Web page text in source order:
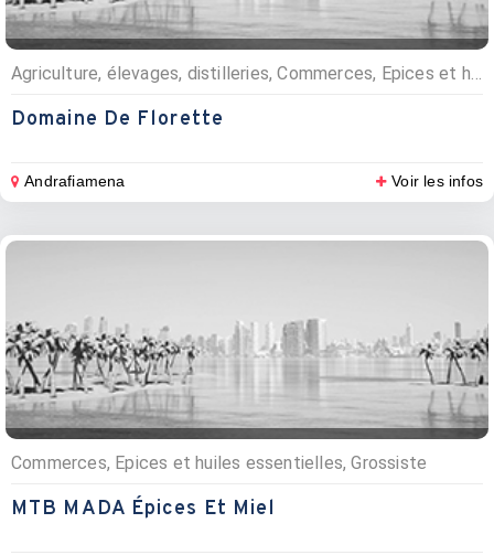
Domaine De Florette
Andrafiamena Voir les infos
Commerces, Epices et huiles essentielles, Grossiste
MTB MADA Épices Et Miel